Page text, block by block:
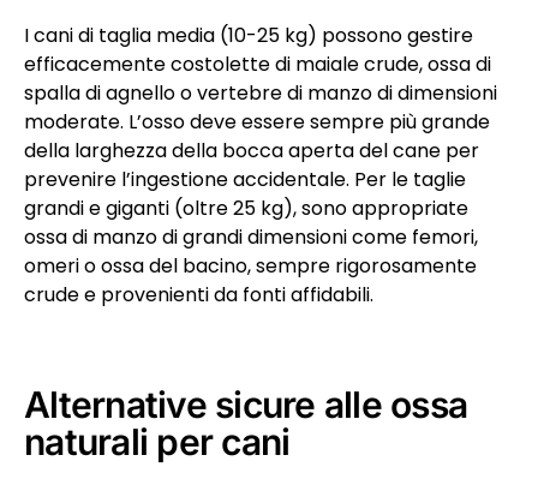
I cani di taglia media (10-25 kg) possono gestire
efficacemente costolette di maiale crude, ossa di
spalla di agnello o vertebre di manzo di dimensioni
moderate. L’osso deve essere sempre più grande
della larghezza della bocca aperta del cane per
prevenire l’ingestione accidentale. Per le taglie
grandi e giganti (oltre 25 kg), sono appropriate
ossa di manzo di grandi dimensioni come femori,
omeri o ossa del bacino, sempre rigorosamente
crude e provenienti da fonti affidabili.
Alternative sicure alle ossa
naturali per cani